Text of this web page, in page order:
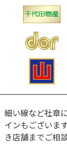
細い線など社章
インもございま
き店舗までご相